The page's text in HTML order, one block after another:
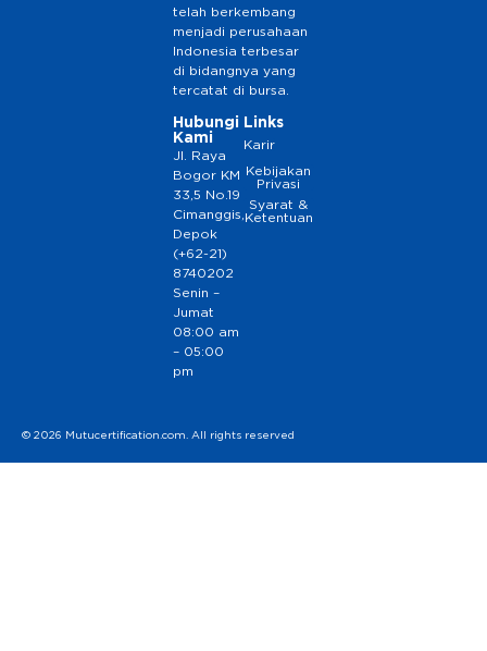
telah berkembang
menjadi perusahaan
Indonesia terbesar
di bidangnya yang
tercatat di bursa.
Hubungi
Kami
Jl. Raya
Bogor KM
33,5 No.19
Cimanggis,
Depok
(+62-21)
8740202
Senin –
Jumat
08:00 am
– 05:00
pm
Links
Karir
Kebijakan
Privasi
Syarat &
Ketentuan
© 2026 Mutucertification.com. All rights reserved